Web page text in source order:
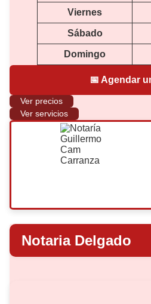
Viernes
Sábado
Domingo
📅 Agendar
Ver precios
Ver servicios
Notaria Delgado